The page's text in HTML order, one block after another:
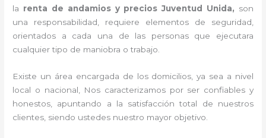
la renta de andamios y precios Juventud Unida, son
una responsabilidad, requiere elementos de seguridad,
orientados a cada una de las personas que ejecutara
cualquier tipo de maniobra o trabajo.
Existe un área encargada de los domicilios, ya sea a nivel
local o nacional, Nos caracterizamos por ser confiables y
honestos, apuntando a la satisfacción total de nuestros
clientes, siendo ustedes nuestro mayor objetivo.